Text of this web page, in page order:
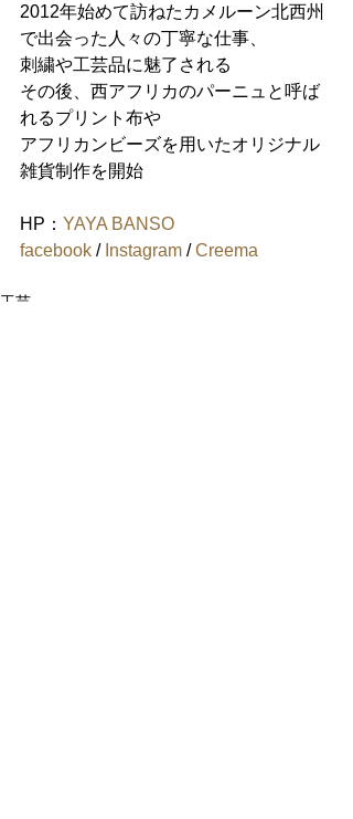
2012年始めて訪ねたカメルーン北西州
で出会った人々の丁寧な仕事、
刺繍や工芸品に魅了される
その後、西アフリカのパーニュと呼ば
れるプリント布や
アフリカンビーズを用いたオリジナル
雑貨制作を開始
HP： YAYA BANSO
facebook / Instagram / Creema
工芸